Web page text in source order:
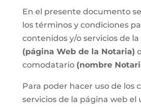
En el presente documento
los términos y condiciones
contenidos y/o servicios de
(página Web de la Notaria)
comodatario (nombre
Para poder hacer uso de los
servicios de la página web el